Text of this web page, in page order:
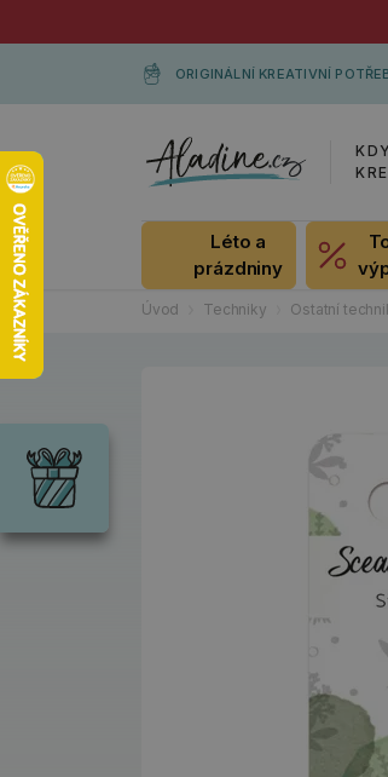
ORIGINÁLNÍ KREATIVNÍ
Léto a
prázdniny
Úvod Techniky Ostatní
Chci si vybrat